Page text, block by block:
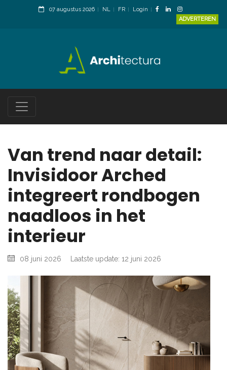
07 augustus 2026 NL FR
Login
ADVERTEREN
Van trend naar detail:
Invisidoor Arched
integreert rondbogen
naadloos in het
interieur
08 juni 2026 Laatste update: 12 juni 2026